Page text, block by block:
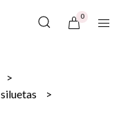
0
siluetas